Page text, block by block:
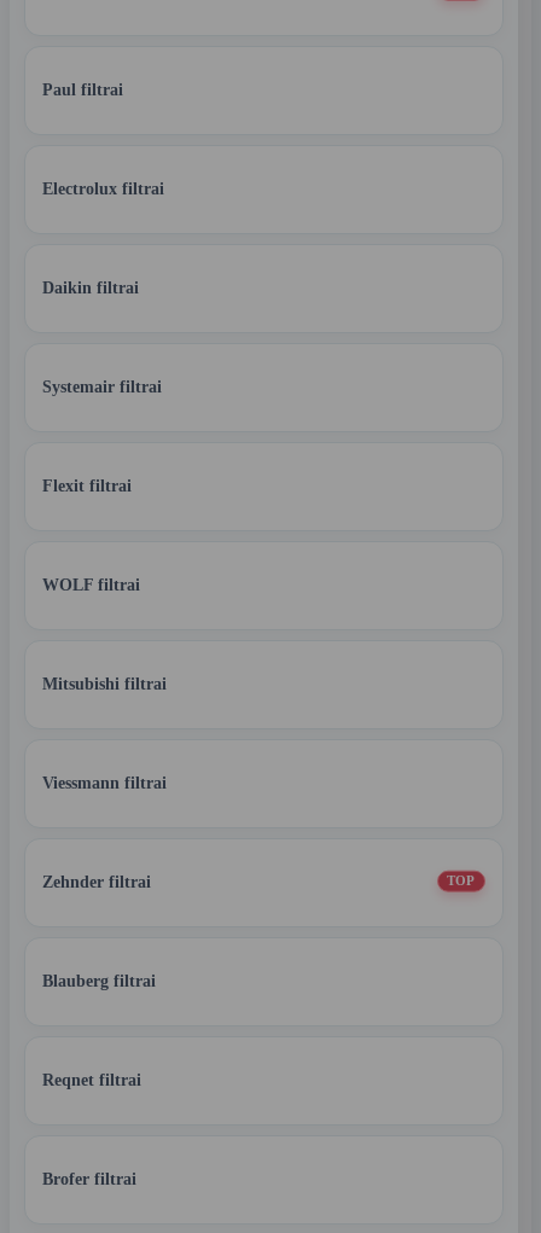
Paul filtrai
Electrolux filtrai
Daikin filtrai
Systemair filtrai
Flexit filtrai
WOLF filtrai
Mitsubishi filtrai
Viessmann filtrai
Zehnder filtrai TOP
Blauberg filtrai
Reqnet filtrai
Brofer filtrai